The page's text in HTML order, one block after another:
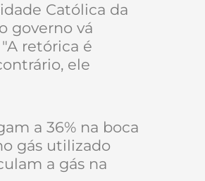
Católica da
governo vá
retórica é
ele
a 36% na boca
gás utilizado
a gás na